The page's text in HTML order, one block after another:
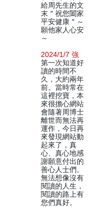
給周先生的文
末＂祝您闔家
平安健康＂～
願他家人心安
～
2024/1/7 強
第一次知道好
讀的時間不
久，大約兩年
前。當時常在
這裡挖寶，本
來很擔心網站
會隨著周博士
離世而無法再
運作，今日再
來發現網站動
起來了，真
心、真心地感
謝願意付出的
善心人士們。
無法想像沒有
閱讀的人生，
閱讀的路上有
您們真好。